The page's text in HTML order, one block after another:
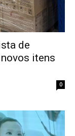
de
itens
0